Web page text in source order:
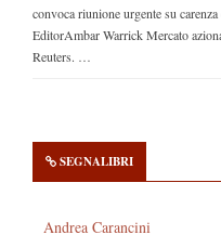
convoca riunione urgente su
EditorAmbar Warrick Mercato
Reuters. …
SEGNALIBRI
Andrea Carancini